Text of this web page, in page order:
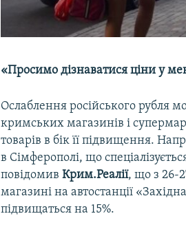
«Просимо дізнаватися ціни у
Ослаблення російського рубля
кримських магазинів і
товарів в бік її підвищення.
в Сімферополі, що
повідомив Крим.Реалії, що з 26-
магазині на автостанції
підвищаться на 15%.